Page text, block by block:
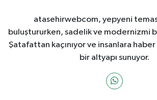
atasehirwebcom, yepyeni
buluştururken, sadelik ve modernizmi
Şatafattan kaçınıyor ve insanlara
bir altyapı sunuyor.